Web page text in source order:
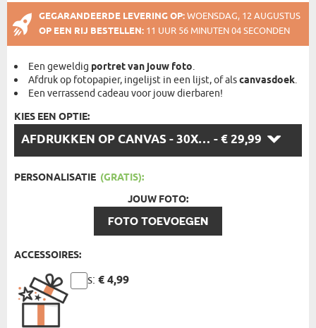
GEGARANDEERDE LEVERING OP:WOENSDAG, 12 AUGUSTUS
OP EEN RIJ BESTELLEN: 11 UUR 56 MINUTEN 03 SECONDEN
Een geweldig portret van jouw foto.
Afdruk op fotopapier, ingelijst in een lijst, of alscanvasdoek.
Een verrassend cadeau voor jouw dierbaren!
KIES EEN OPTIE:
AFDRUKKEN OP CANVAS - 30X40CM - € 29,99
KIES
EEN
OPTIE:
PERSONALISATIE (GRATIS):
JOUW FOTO:
FOTO TOEVOEGEN
ACCESSOIRES:
Prijs: € 4,99